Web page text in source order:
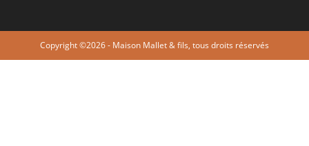
Copyright ©2026 - Maison Mallet & fils, tous droits réservés